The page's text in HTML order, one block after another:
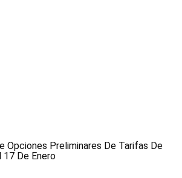
Opciones Preliminares De Tarifas De
17 De Enero